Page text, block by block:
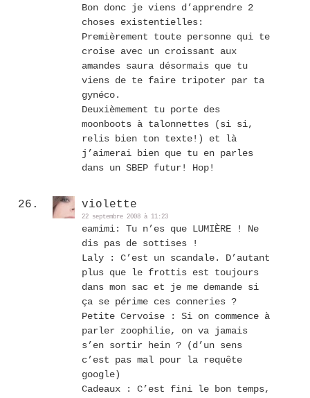
Bon donc je viens d’apprendre 2
choses existentielles:
Premièrement toute personne qui te
croise avec un croissant aux
amandes saura désormais que tu
viens de te faire tripoter par ta
gynéco.
Deuxièmement tu porte des
moonboots à talonnettes (si si,
relis bien ton texte!) et là
j’aimerai bien que tu en parles
dans un SBEP futur! Hop!
violette
22 septembre 2008 à 11:23
eamimi: Tu n’es que LUMIÈRE ! Ne
dis pas de sottises !
Laly : C’est un scandale. D’autant
plus que le frottis est toujours
dans mon sac et je me demande si
ça se périme ces conneries ?
Petite Cervoise : Si on commence à
parler zoophilie, on va jamais
s’en sortir hein ? (d’un sens
c’est pas mal pour la requête
google)
Cadeaux : C’est fini le bon temps,